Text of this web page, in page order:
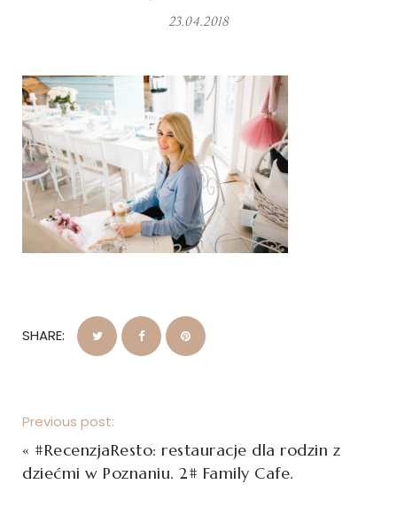
23.04.2018
SHARE:
Previous post:
« #RecenzjaResto: restauracje dla rodzin z
dziećmi w Poznaniu. 2# Family Cafe.